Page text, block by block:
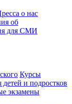
о нас
об
для СМИ
Курсы
и подростков
экзамены